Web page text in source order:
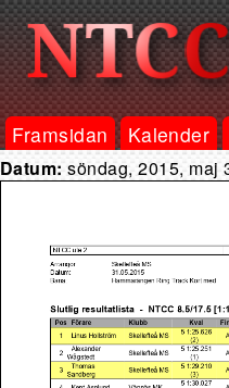
Framsidan Kalender
Datum:söndag, 2015, maj